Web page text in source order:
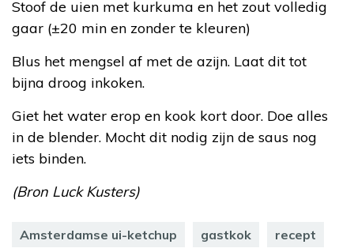
Stoof de uien met kurkuma en het zout volledig
gaar (±20 min en zonder te kleuren)
Blus het mengsel af met de azijn. Laat dit tot
bijna droog inkoken.
Giet het water erop en kook kort door. Doe alles
in de blender. Mocht dit nodig zijn de saus nog
iets binden.
(Bron Luck Kusters)
Amsterdamse ui-ketchup gastkok recept